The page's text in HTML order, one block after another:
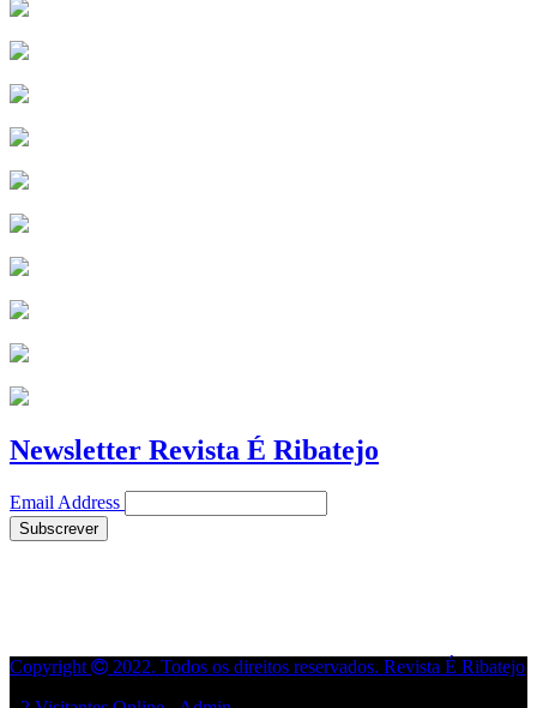
Newsletter Revista É Ribatejo
Email Address
Copyright
2022. Todos os direitos reservados. Revista É Ribatejo